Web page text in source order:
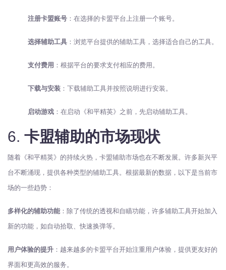
注册卡盟账号 ：在选择的卡盟平台上注册一个账号。
选择辅助工具 ：浏览平台提供的辅助工具，选择适合自己的工具。
支付费用 ：根据平台的要求支付相应的费用。
下载与安装 ：下载辅助工具并按照说明进行安装。
启动游戏 ：在启动《和平精英》之前，先启动辅助工具。
6. 卡盟辅助的市场现状
随着《和平精英》的持续火热，卡盟辅助市场也在不断发展。许多新兴平
台不断涌现，提供各种类型的辅助工具。根据最新的数据，以下是当前市
场的一些趋势：
多样化的辅助功能 ：除了传统的透视和自瞄功能，许多辅助工具开始加入
新的功能，如自动拾取、快速换弹等。
用户体验的提升 ：越来越多的卡盟平台开始注重用户体验，提供更友好的
界面和更高效的服务。